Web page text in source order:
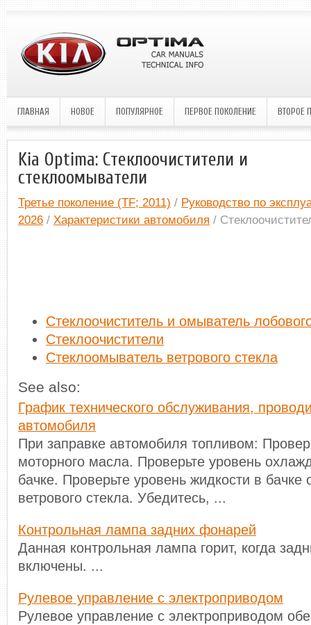
ГЛАВНАЯ НОВОЕ ПОПУЛЯРНОЕ ПЕРВОЕ ПОКОЛЕНИЕ ВТОРОЕ
Kia Optima: Стеклоочистители и
стеклоомыватели
Третье поколение (TF; 2011) / Руководство по
2026 / Характеристики автомобиля /
Стеклоочиститель и омыватель
Стеклоочистители
Стеклоомыватель ветрового стекла
See also:
График технического обслуживания,
автомобиля
При заправке автомобиля топливом:
моторного масла. Проверьте уровень
бачке. Проверьте уровень жидкости в бачке
ветрового стекла. Убедитесь, ...
Контрольная лампа задних фонарей
Данная контрольная лампа горит, когда
включены. ...
Рулевое управление с электроприводом
Рулевое управление с электроприводом